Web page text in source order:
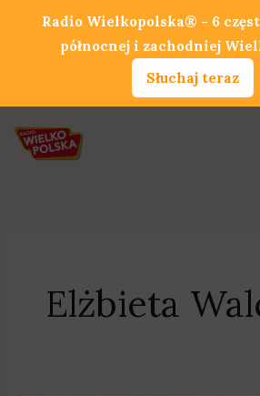
Elżbieta
Radio Wielkopolska® - 6
północnej i zachodniej
Słuchaj teraz